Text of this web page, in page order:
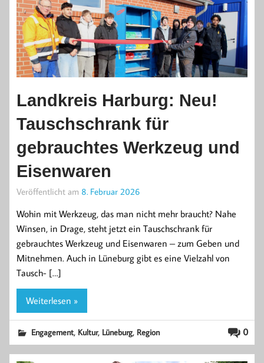
Landkreis Harburg: Neu!
Tauschschrank für
gebrauchtes Werkzeug und
Eisenwaren
Veröffentlicht am 8. Februar 2026
Wohin mit Werkzeug, das man nicht mehr braucht? Nahe
Winsen, in Drage, steht jetzt ein Tauschschrank für
gebrauchtes Werkzeug und Eisenwaren – zum Geben und
Mitnehmen. Auch in Lüneburg gibt es eine Vielzahl von
Tausch- […]
Weiterlesen »
0
Engagement, Kultur, Lüneburg, Region